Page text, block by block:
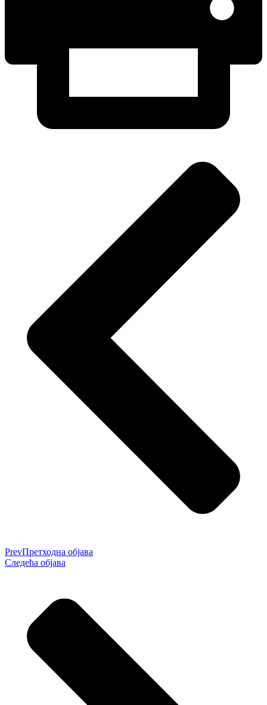
PrevПретходна објава
Следећа објава